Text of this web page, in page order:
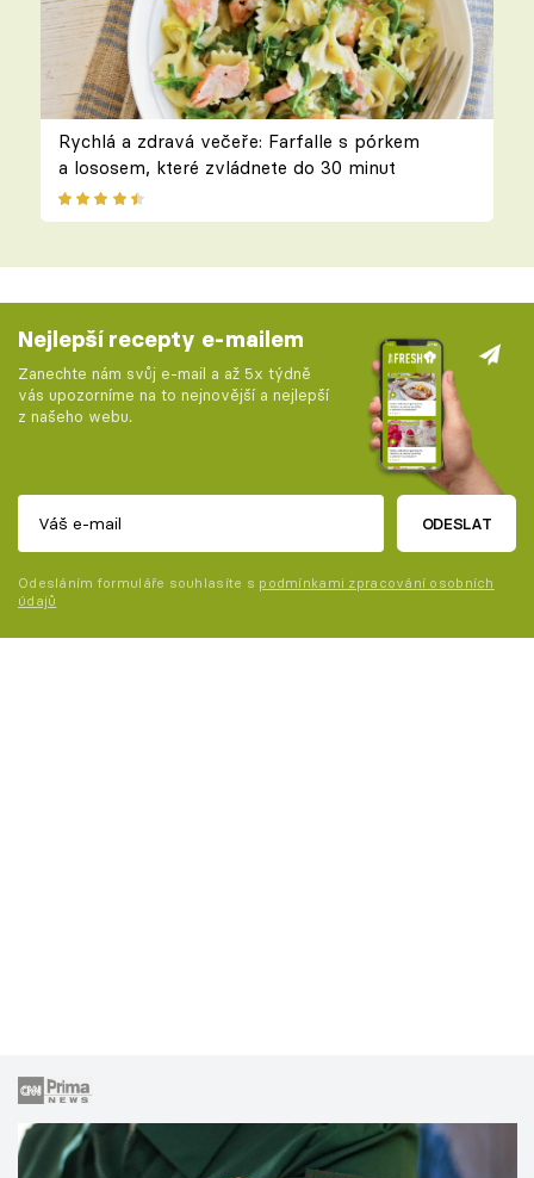
Rychlá a zdravá večeře: Farfalle s pórkem
a lososem, které zvládnete do 30 minut
Nejlepší recepty e-mailem
Zanechte nám svůj e-mail a až 5x týdně
vás upozorníme na to nejnovější a nejlepší
z našeho webu.
ODESLAT
Odesláním formuláře souhlasíte s podmínkami zpracování osobních
údajů